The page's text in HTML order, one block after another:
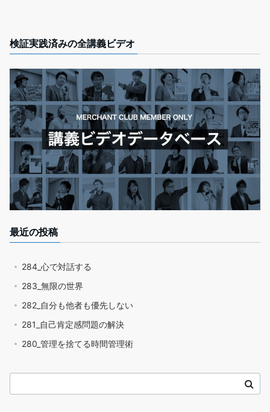
検証実践済みの全講義ビデオ
最近の投稿
284_心で対話する
283_無限の世界
282_自分も他者も優先しない
281_自己肯定感問題の解決
280_管理を捨てる時間管理術